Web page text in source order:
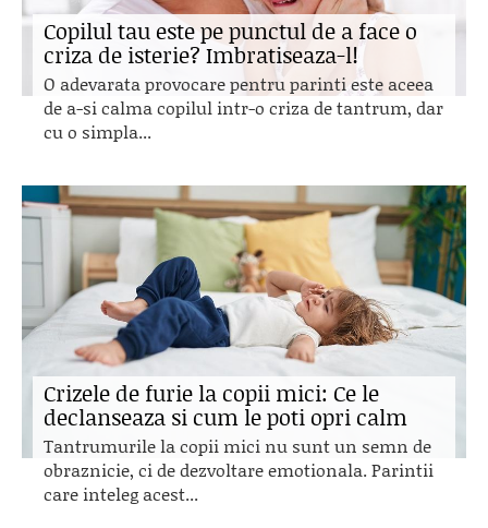
Copilul tau este pe punctul de a face o
criza de isterie? Imbratiseaza-l!
O adevarata provocare pentru parinti este aceea
de a-si calma copilul intr-o criza de tantrum, dar
cu o simpla...
Crizele de furie la copii mici: Ce le
declanseaza si cum le poti opri calm
Tantrumurile la copii mici nu sunt un semn de
obraznicie, ci de dezvoltare emotionala. Parintii
care inteleg acest...